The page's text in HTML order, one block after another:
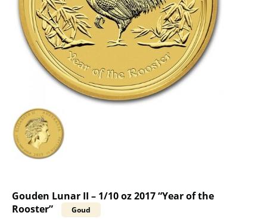
Gouden Lunar II – 1/10 oz 2017 “Year of the
Rooster”
Goud